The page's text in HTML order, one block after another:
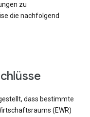
zu
die nachfolgend
dass bestimmte
(EWR)